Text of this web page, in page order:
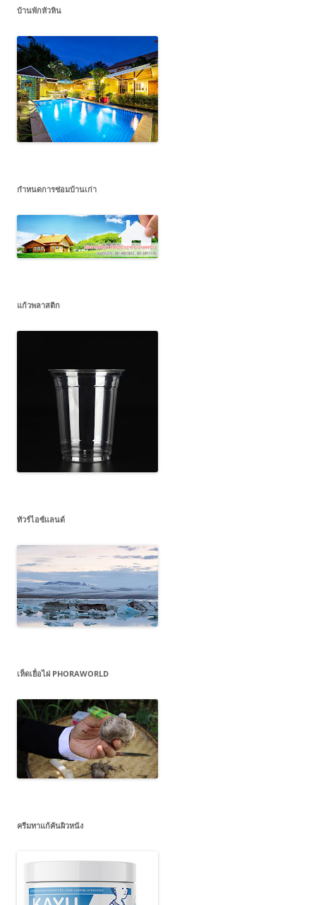
บ้านพักหัวหิน
กำหนดการซ่อมบ้านเก่า
แก้วพลาสติก
ทัวร์ไอซ์แลนด์
เห็ดเยื่อไผ่ PHORAWORLD
ครีมทาแก้คันผิวหนัง